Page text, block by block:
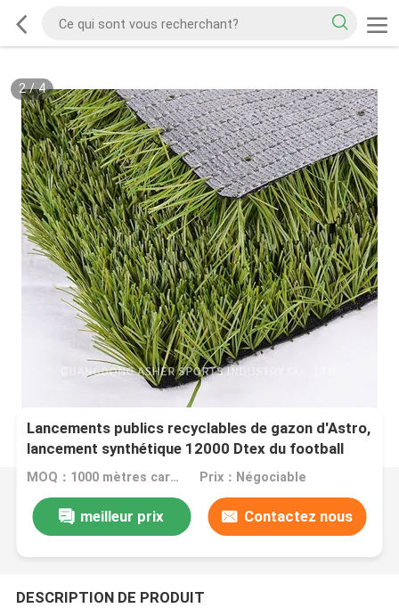
2/4
Lancements publics recyclables de gazon d'Astro,
lancement synthétique 12000 Dtex du football
MOQ：1000 mètres carrés Prix：Négociable
meilleur prix Contactez nous
DESCRIPTION DE PRODUIT